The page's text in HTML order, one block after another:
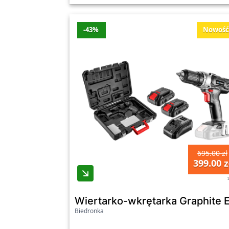
Nowość
-43%
695.00 zł
399.00
Wiertarko-wkrętarka Graphite
Biedronka